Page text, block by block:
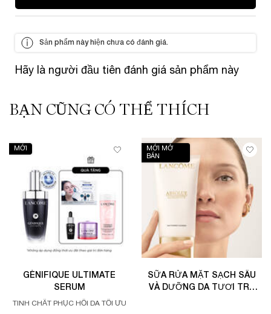
Sản phẩm này hiện chưa có đánh giá.
Hãy là người đầu tiên đánh giá sản phẩm này
PDP Slot 1 Section
BẠN CŨNG CÓ THỂ THÍCH
MỚI
GÉNIFIQUE ULTIMATE
SERUM
TINH CHẤT PHỤC HỒI DA TỐI ƯU
MỚI MỞ
BÁN
SỮA RỬA MẶT SẠCH SÂU
VÀ DƯỠNG DA TƯƠI TRẺ